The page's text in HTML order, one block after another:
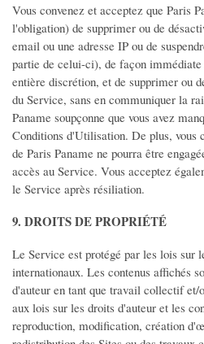
Vous convenez et acceptez que Paris
l'obligation) de supprimer ou de
email ou une adresse IP ou de
partie de celui-ci), de façon immédiate
entière discrétion, et de supprimer ou
du Service, sans en communiquer la
Paname soupçonne que vous avez
Conditions d'Utilisation. De plus, vous
de Paris Paname ne pourra être
accès au Service. Vous acceptez
le Service après résiliation.
9. DROITS DE PROPRIÉTÉ
Le Service est protégé par les lois sur
internationaux. Les contenus affichés
d'auteur en tant que travail collectif
aux lois sur les droits d'auteur et les
reproduction, modification, création